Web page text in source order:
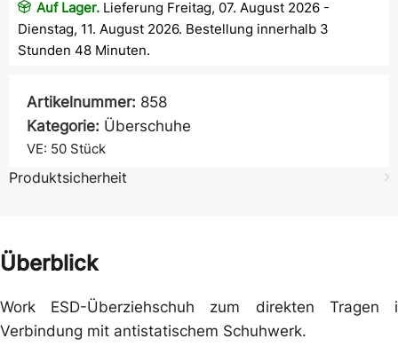
Auf Lager. Lieferung Freitag, 07. August 2026 -
Dienstag, 11. August 2026. Bestellung innerhalb 3
Stunden 48 Minuten.
Artikelnummer: 858
Kategorie: Überschuhe
VE: 50 Stück
Produktsicherheit
Überblick
Work ESD-Überziehschuh zum direkten Tragen
Verbindung mit antistatischem Schuhwerk.